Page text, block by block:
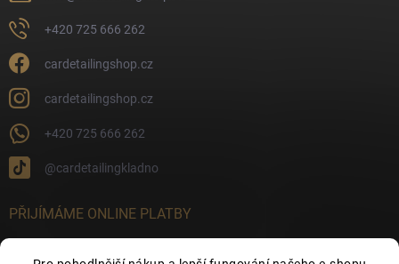
+420 725 666 262
cardetailingshop.cz
cardetailingshop.cz
+420 725 666 262
@cardetailingkladno
PŘIJÍMÁME ONLINE PLATBY